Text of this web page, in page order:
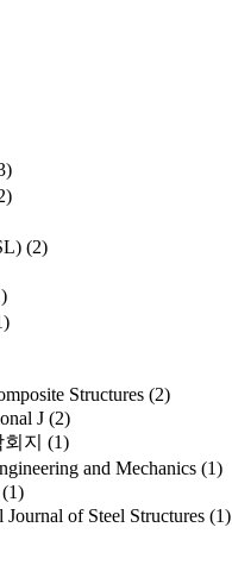
(2)
Structures (2)
J (2)
지 (1)
and Mechanics (1)
(1)
Journal of Steel Structures (1)